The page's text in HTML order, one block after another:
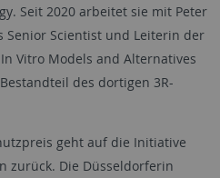
. Seit 2020 arbeitet sie mit Peter
Senior Scientistund Leiterin der
Vitro Models and Alternatives
des dortigen 3R-
geht auf die Initiative
zurück. Die Düsseldorferin